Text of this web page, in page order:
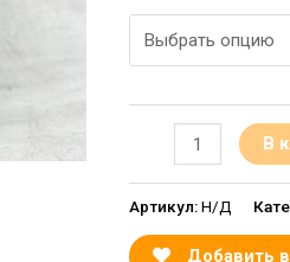
В
Артикул:Н/Д
Добавить